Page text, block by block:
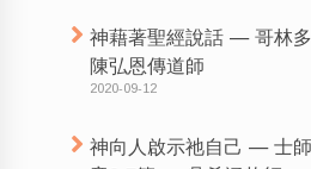
神藉著聖經說話 — 哥林
陳弘恩傳道師
2020-09-12
神向人啟示祂自己 — 士